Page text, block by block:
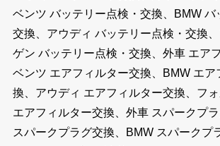
ベンツ バッテリー点検・交換、BMW バ
交換、アウディ バッテリー点検・交換
ゲン バッテリー点検・交換、外車 エア
ベンツ エアフィルター交換、BMW エア
換、アウディ エアフィルター交換、フ
エアフィルター交換、外車 スパークプ
スパークプラグ交換、BMW スパークプ